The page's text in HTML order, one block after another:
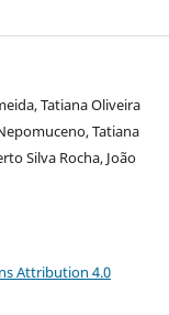
Tatiana Oliveira
Tatiana
Silva Rocha, João
Attribution 4.0